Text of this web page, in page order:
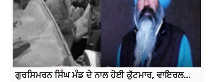
ਗੁਰਸਿਮਰਨ ਸਿੰਘ ਮੰਡ ਦੇ ਨਾਲ ਹੋਈ ਕੁੱਟਮਾਰ, ਵਾਇਰਲ...